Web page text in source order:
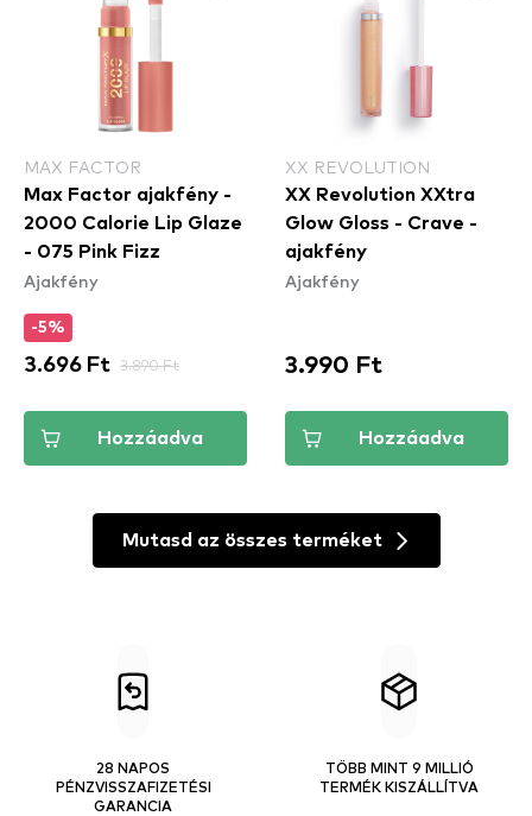
MAX FACTOR
Max Factor ajakfény -
2000 Calorie Lip Glaze
- 075 Pink Fizz
Ajakfény
-5%
3.696 Ft 3.890 Ft
Hozzáadva
XX REVOLUTION
XX Revolution XXtra
Glow Gloss - Crave -
ajakfény
Ajakfény
3.990 Ft
Hozzáadva
Mutasd az összes terméket
28 NAPOS
PÉNZVISSZAFIZETÉSI
GARANCIA
TÖBB MINT 9 MILLIÓ
TERMÉK KISZÁLLÍTVA